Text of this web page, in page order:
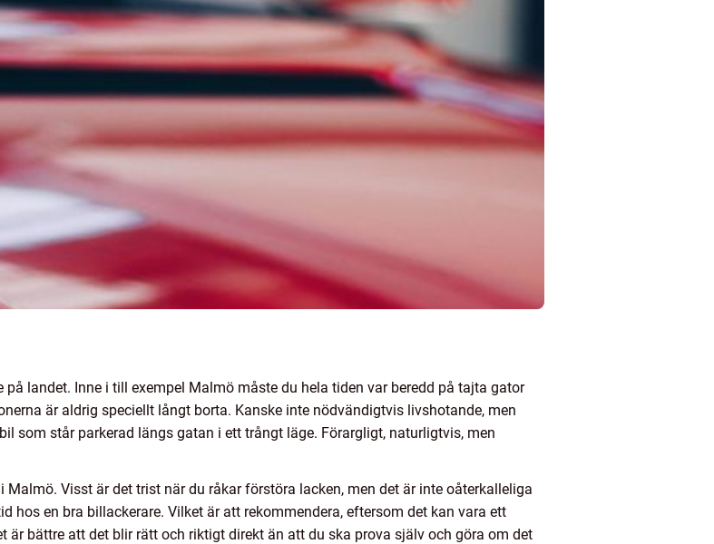
landet. Inne i till exempel Malmö måste du hela tiden var beredd på tajta gator
är aldrig speciellt långt borta. Kanske inte nödvändigtvis livshotande, men
som står parkerad längs gatan i ett trångt läge. Förargligt, naturligtvis, men
Visst är det trist när du råkar förstöra lacken, men det är inte oåterkalleliga
hos en bra billackerare. Vilket är att rekommendera, eftersom det kan vara ett
är bättre att det blir rätt och riktigt direkt än att du ska prova själv och göra om det